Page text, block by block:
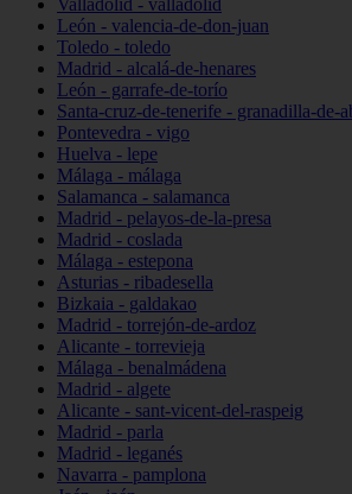
Valladolid - valladolid
León - valencia-de-don-juan
Toledo - toledo
Madrid - alcalá-de-henares
León - garrafe-de-torío
Santa-cruz-de-tenerife - granadilla-de-
Pontevedra - vigo
Huelva - lepe
Málaga - málaga
Salamanca - salamanca
Madrid - pelayos-de-la-presa
Madrid - coslada
Málaga - estepona
Asturias - ribadesella
Bizkaia - galdakao
Madrid - torrejón-de-ardoz
Alicante - torrevieja
Málaga - benalmádena
Madrid - algete
Alicante - sant-vicent-del-raspeig
Madrid - parla
Madrid - leganés
Navarra - pamplona